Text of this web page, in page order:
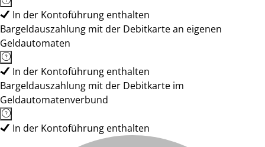
In der Kontoführung enthalten
Bargeldauszahlung mit der Debitkarte an eigenen
Geldautomaten
In der Kontoführung enthalten
Bargeldauszahlung mit der Debitkarte im
Geldautomatenverbund
In der Kontoführung enthalten